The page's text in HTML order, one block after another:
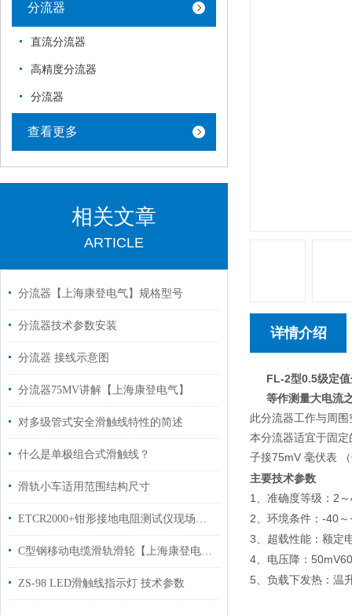
分流器
直流分流器
高精度分流器
分流器
查看更多
相关文章
ARTICLE
分流器【上海康登电气】规格型号
分流器技术参数安装
分流器 接线示意图
分流器75MV讲解【上海康登电气】
对多级管式安全滑触线特性的简述
什么是单极组合式滑触线？
滑轨小车适用范围结构尺寸
ETCR2000+钳形接地电阻测试仪现场应用
C型钢移动电缆滑轨滑轮【上海康登电气】
ZS-98 LED滑触线指示灯 技术参数
详情介绍
FL-2型0.5级定
等作测量大电流
此分流器工作与周
本分流器适宜于固
子接75mV 毫伏表
主要技术参数
1 、准确度等级： 2 ～
2、环境条件： -40 ～
3、超载性能：额定
4、电压降：
5、负载下发热：温